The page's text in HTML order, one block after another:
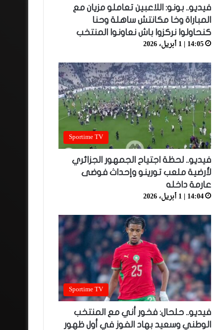
فيديو.. بونو: اللاعبين تعاملو مزيان مع
المباراة وخا مكانتش ساهلة وحنا
كنحاولوا نركزوا باش نعاونوا المنتخب
14:05 | 1 أبريل، 2026
Sportime TV
فيديو.. لحظة اجتياح الجمهور الجزائري
لأرضية ملعب تورينو وإحداث فوضى
عارمة داخله
14:04 | 1 أبريل، 2026
Sportime TV
فيديو.. حلحال: فخور أني مع المنتخب
الوطني وسعيد بهاد الفوز في أول ظهور